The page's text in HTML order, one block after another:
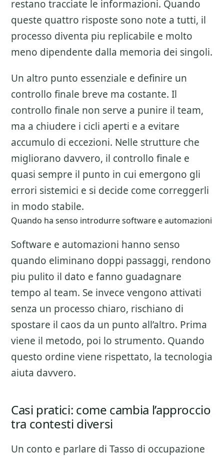
restano tracciate le informazioni. Quando
queste quattro risposte sono note a tutti, il
processo diventa piu replicabile e molto
meno dipendente dalla memoria dei singoli.
Un altro punto essenziale e definire un
controllo finale breve ma costante. Il
controllo finale non serve a punire il team,
ma a chiudere i cicli aperti e a evitare
accumulo di eccezioni. Nelle strutture che
migliorano davvero, il controllo finale e
quasi sempre il punto in cui emergono gli
errori sistemici e si decide come correggerli
in modo stabile.
Quando ha senso introdurre software e automazioni
Software e automazioni hanno senso
quando eliminano doppi passaggi, rendono
piu pulito il dato e fanno guadagnare
tempo al team. Se invece vengono attivati
senza un processo chiaro, rischiano di
spostare il caos da un punto all’altro. Prima
viene il metodo, poi lo strumento. Quando
questo ordine viene rispettato, la tecnologia
aiuta davvero.
Casi pratici: come cambia l’approccio
tra contesti diversi
Un conto e parlare di Tasso di occupazione